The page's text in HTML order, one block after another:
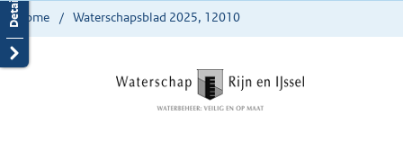
Home Waterschapsblad 2025, 12010